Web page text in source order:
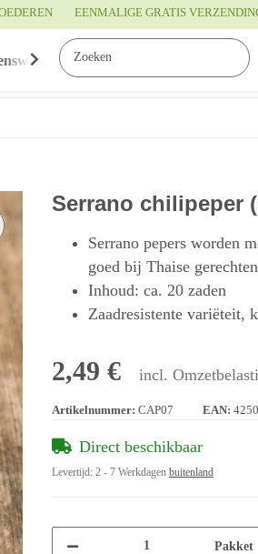
EENMALIGE GRATIS
Serrano chilipeper
Serrano pepers worden
goed bij Thaise
Inhoud: ca. 20 zaden
Zaadresistente variëteit,
2,49 € incl.
Artikelnummer: CAP07 EAN:
Direct beschikbaar
Levertijd: 2 - 7 Werkdagen buitenland
Pakket